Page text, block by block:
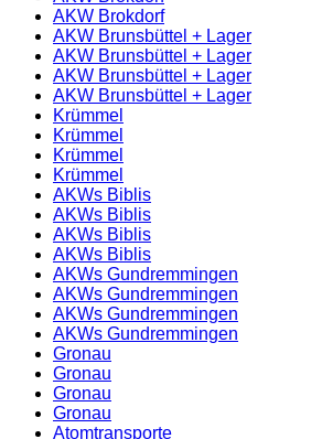
AKW Brokdorf
AKW Brunsbüttel + Lager
AKW Brunsbüttel + Lager
AKW Brunsbüttel + Lager
AKW Brunsbüttel + Lager
Krümmel
Krümmel
Krümmel
Krümmel
AKWs Biblis
AKWs Biblis
AKWs Biblis
AKWs Biblis
AKWs Gundremmingen
AKWs Gundremmingen
AKWs Gundremmingen
AKWs Gundremmingen
Gronau
Gronau
Gronau
Gronau
Atomtransporte